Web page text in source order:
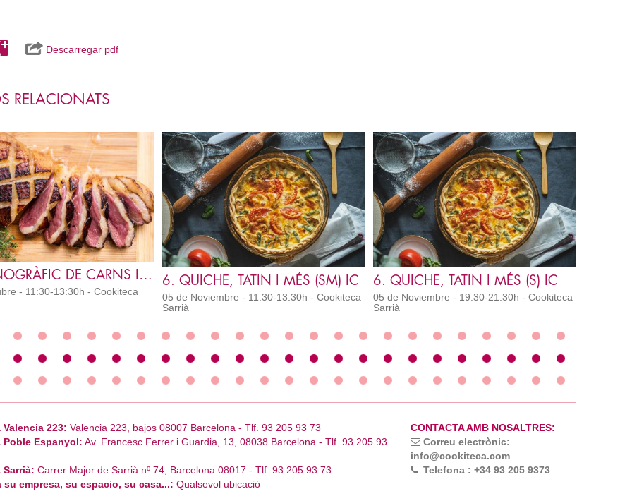
Descarregar pdf
RELACIONATS
3. MONOGRÀFIC DE CARNS I AUS (SM) IC
- 11:30-13:30h - Cookiteca
6. QUICHE, TATIN I MÉS (SM) IC
05 de Noviembre - 11:30-13:30h - Cookiteca
Sarrià
6. QUICHE, TATIN I MÉS (S) IC
05 de Noviembre - 19:30-21:30h - Cookiteca
Sarrià
223: Valencia 223, bajos 08007 Barcelona - Tlf. 93 205 93 73
Poble Espanyol: Av. Francesc Ferrer i Guardia, 13, 08038 Barcelona - Tlf. 93 205 93
Sarrià: Carrer Major de Sarrià nº 74, Barcelona 08017 - Tlf. 93 205 93 73
su empresa, su espacio, su casa...: Qualsevol ubicació
CONTACTA AMB NOSALTRES:
Correu electrònic:
info@cookiteca.com
Telefona : +34 93 205 9373